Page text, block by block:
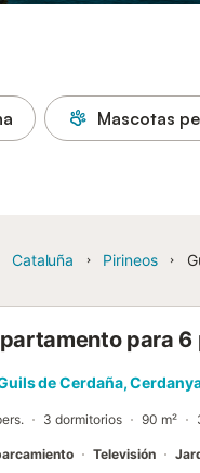
Mascotas
Cataluña Pirineos
para 6
de Cerdaña,
3 dormitorios 90 m²
Televisión